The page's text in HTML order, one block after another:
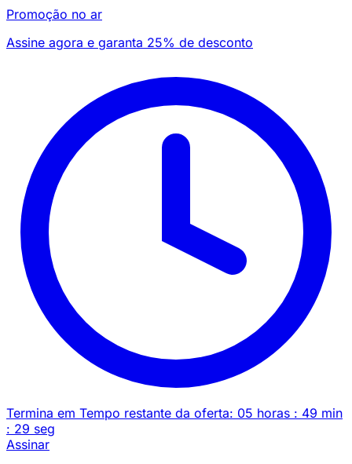
Promoção no ar
Assine agora e garanta 25% de desconto
Termina em Tempo restante da oferta: 05 horas : 49 min
: 29 seg
Assinar